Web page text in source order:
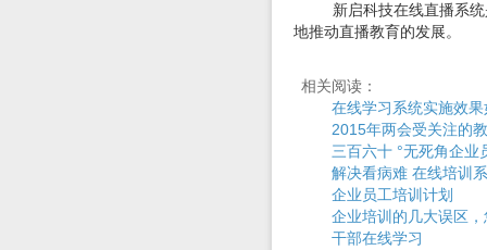
新启科技在线直播系统是
地推动直播教育的发展。
相关阅读：
在线学习系统实施效
2015年两会受关注的
三百六十 °无死角企业
解决看病难 在线培训
企业员工培训计划
企业培训的几大误区
干部在线学习